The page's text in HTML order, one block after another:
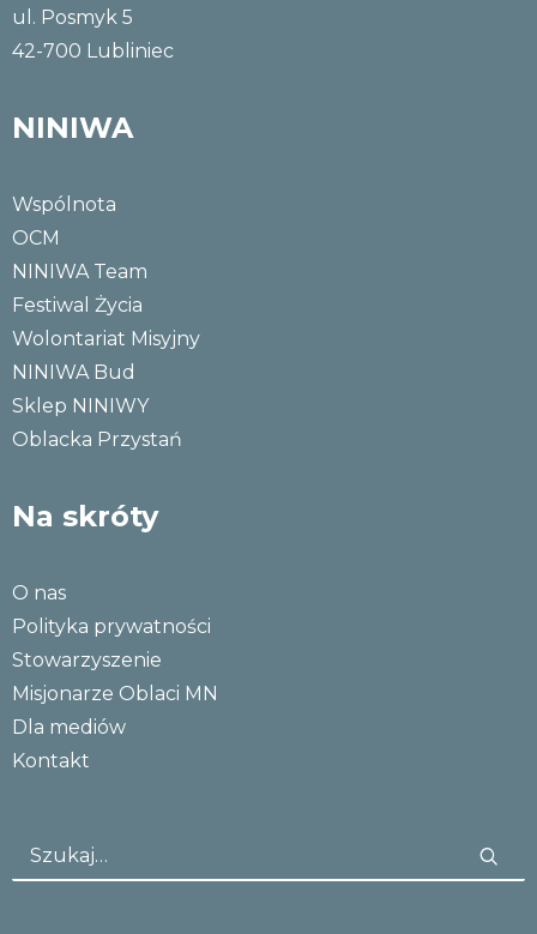
ul. Posmyk 5
42-700 Lubliniec
NINIWA
Wspólnota
OCM
NINIWA Team
Festiwal Życia
Wolontariat Misyjny
NINIWA Bud
Sklep NINIWY
Oblacka Przystań
Na skróty
O nas
Polityka prywatności
Stowarzyszenie
Misjonarze Oblaci MN
Dla mediów
Kontakt